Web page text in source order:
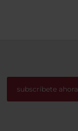
subscríbete ahora